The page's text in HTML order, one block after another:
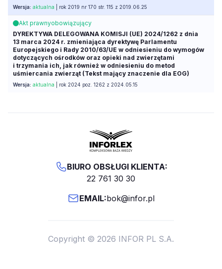
Wersja: aktualna | rok 2019 nr 170 str. 115 z 2019.06.25
Akt prawnyobowiązujący
DYREKTYWA DELEGOWANA KOMISJI (UE) 2024/1262 z dnia
13 marca 2024 r. zmieniająca dyrektywę Parlamentu
Europejskiego i Rady 2010/63/UE w odniesieniu do wymogów
dotyczących ośrodków oraz opieki nad zwierzętami
i trzymania ich, jak również w odniesieniu do metod
uśmiercania zwierząt (Tekst mający znaczenie dla EOG)
Wersja: aktualna | rok 2024 poz. 1262 z 2024.05.15
BIURO OBSŁUGI KLIENTA:
22 761 30 30
EMAIL:bok@infor.pl
Copyright © 2026 INFOR PL S.A.